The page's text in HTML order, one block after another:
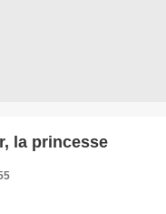
la princesse